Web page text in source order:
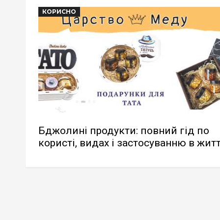
КОРИСНО
Бджолині продукти: повний гід по
користі, видах і застосуванню в